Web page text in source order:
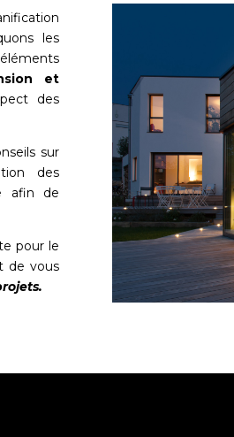
les
et
des
sur
des
afin de
pour le
de vous